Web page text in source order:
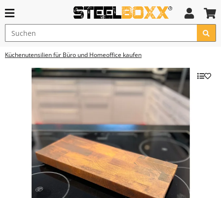
Küchenutensilien für Büro und Homeoffice kaufen